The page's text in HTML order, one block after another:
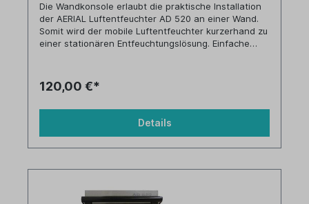
Die Wandkonsole erlaubt die praktische Installation
der AERIAL Luftentfeuchter AD 520 an einer Wand.
Somit wird der mobile Luftentfeuchter kurzerhand zu
einer stationären Entfeuchtungslösung. Einfache
120,00 €*
Details